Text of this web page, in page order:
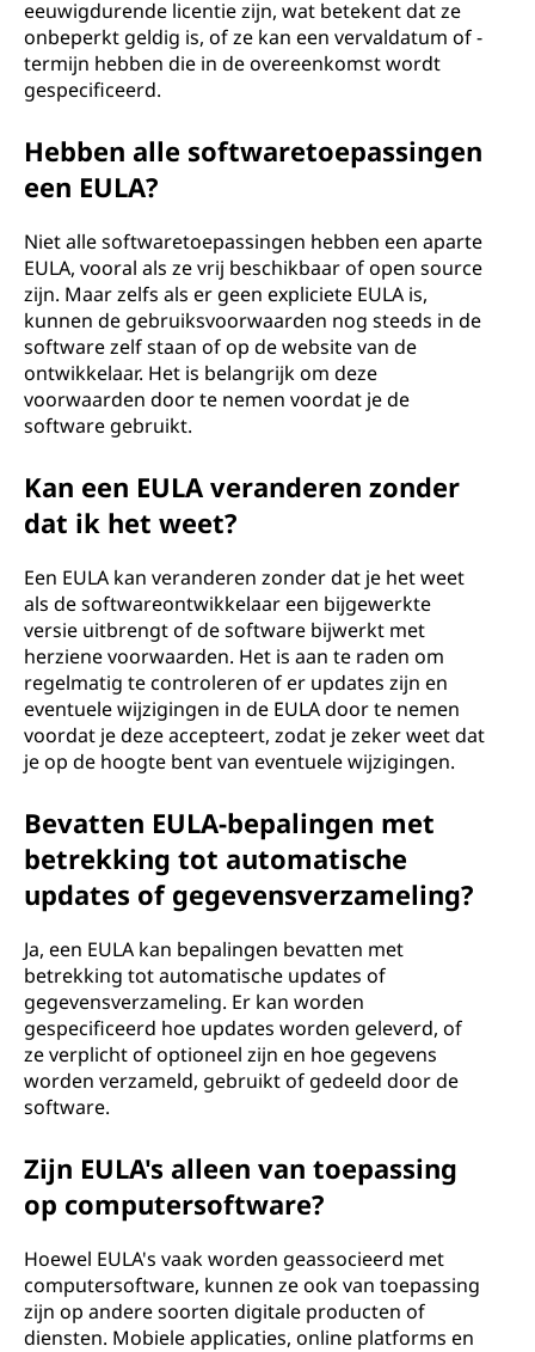
eeuwigdurende licentie zijn, wat betekent dat ze
onbeperkt geldig is, of ze kan een vervaldatum of -
termijn hebben die in de overeenkomst wordt
gespecificeerd.
Hebben alle softwaretoepassingen
een EULA?
Niet alle softwaretoepassingen hebben een aparte
EULA, vooral als ze vrij beschikbaar of open source
zijn. Maar zelfs als er geen expliciete EULA is,
kunnen de gebruiksvoorwaarden nog steeds in de
software zelf staan of op de website van de
ontwikkelaar. Het is belangrijk om deze
voorwaarden door te nemen voordat je de
software gebruikt.
Kan een EULA veranderen zonder
dat ik het weet?
Een EULA kan veranderen zonder dat je het weet
als de softwareontwikkelaar een bijgewerkte
versie uitbrengt of de software bijwerkt met
herziene voorwaarden. Het is aan te raden om
regelmatig te controleren of er updates zijn en
eventuele wijzigingen in de EULA door te nemen
voordat je deze accepteert, zodat je zeker weet dat
je op de hoogte bent van eventuele wijzigingen.
Bevatten EULA-bepalingen met
betrekking tot automatische
updates of gegevensverzameling?
Ja, een EULA kan bepalingen bevatten met
betrekking tot automatische updates of
gegevensverzameling. Er kan worden
gespecificeerd hoe updates worden geleverd, of
ze verplicht of optioneel zijn en hoe gegevens
worden verzameld, gebruikt of gedeeld door de
software.
Zijn EULA's alleen van toepassing
op computersoftware?
Hoewel EULA's vaak worden geassocieerd met
computersoftware, kunnen ze ook van toepassing
zijn op andere soorten digitale producten of
diensten. Mobiele applicaties, online platforms en